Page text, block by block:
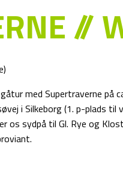
//
med Supertraverne på
i Silkeborg (1. p-plads
os sydpå til Gl. Rye og